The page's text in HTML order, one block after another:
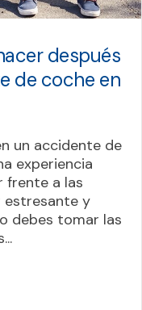
después
de coche en
un accidente de
experiencia
frente a las
estresante y
debes tomar las